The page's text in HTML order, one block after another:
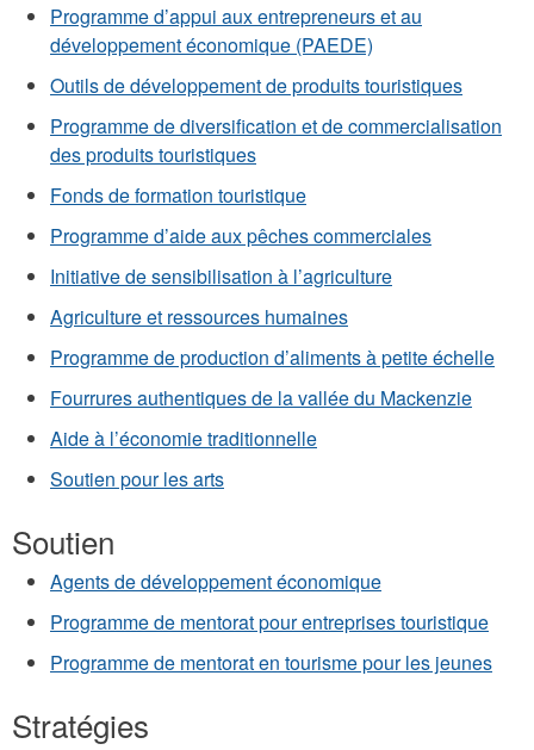
Programme d’appui aux entrepreneurs et au
développement économique (PAEDE)
Outils de développement de produits touristiques
Programme de diversification et de commercialisation
des produits touristiques
Fonds de formation touristique
Programme d’aide aux pêches commerciales
Initiative de sensibilisation à l’agriculture
Agriculture et ressources humaines
Programme de production d’aliments à petite échelle
Fourrures authentiques de la vallée du Mackenzie
Aide à l’économie traditionnelle
Soutien pour les arts
Soutien
Agents de développement économique
Programme de mentorat pour entreprises touristique
Programme de mentorat en tourisme pour les jeunes
Stratégies